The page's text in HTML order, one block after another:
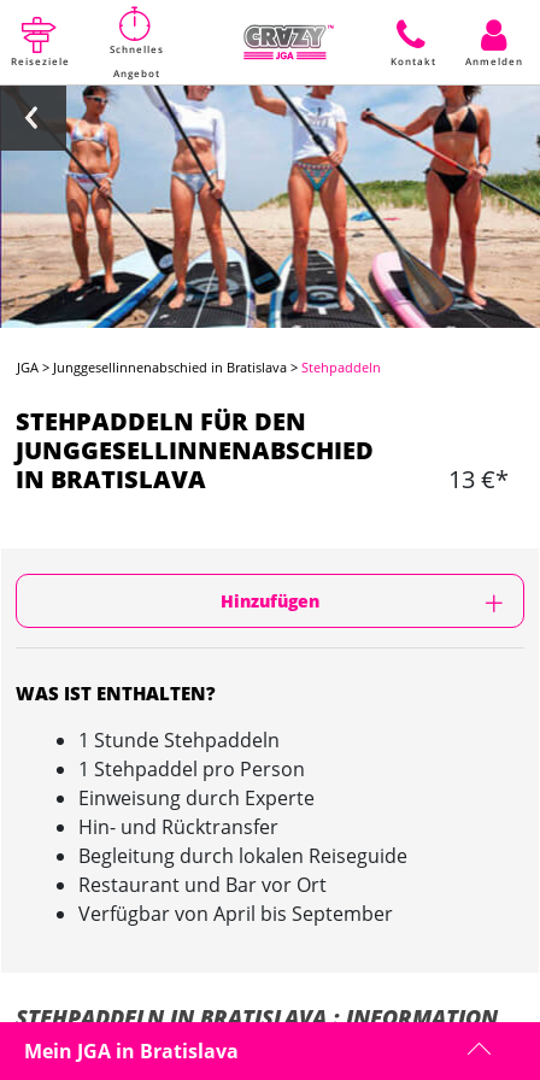
Reiseziele
Schnelles
Angebot
Kontakt Anmelden
JGA > Junggesellinnenabschied in Bratislava >Stehpaddeln
STEHPADDELN FÜR DEN
JUNGGESELLINNENABSCHIED
IN BRATISLAVA
13 €*
Hinzufügen
WAS IST ENTHALTEN?
1 Stunde Stehpaddeln
1 Stehpaddel pro Person
Einweisung durch Experte
Hin- und Rücktransfer
Begleitung durch lokalen Reiseguide
Restaurant und Bar vor Ort
Verfügbar von April bis September
STEHPADDELN IN BRATISLAVA : INFORMATION
Ihr habt Lust auf etwas Neues? Stehpaddeln ist wie gemacht für einen
Mein JGA in Bratislava